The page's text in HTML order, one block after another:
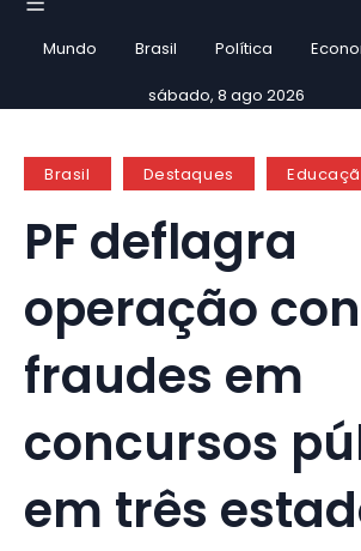
Mundo Brasil Política
sábado, 8 ago 2026
Brasil Destaques
PF deflagra
operação
fraudes em
concursos
em três